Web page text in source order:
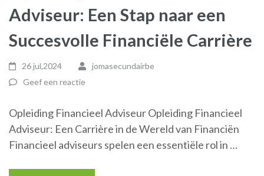
Adviseur: Een Stap naar een
Succesvolle Financiële Carrière
26 jul,2024
jomasecundairbe
Geef een reactie
Opleiding Financieel Adviseur Opleiding Financieel
Adviseur: Een Carrière in de Wereld van Financiën
Financieel adviseurs spelen een essentiële rol in …